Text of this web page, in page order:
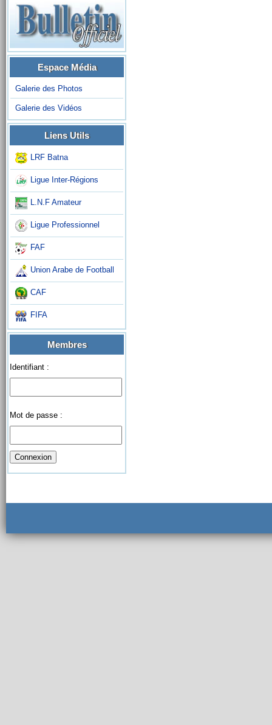
Espace Média
Galerie des Photos
Galerie des Vidéos
Liens Utils
LRF Batna
Ligue Inter-Régions
L.N.F Amateur
Ligue Professionnel
FAF
Union Arabe de Football
CAF
FIFA
Membres
Identifiant :
Mot de passe :